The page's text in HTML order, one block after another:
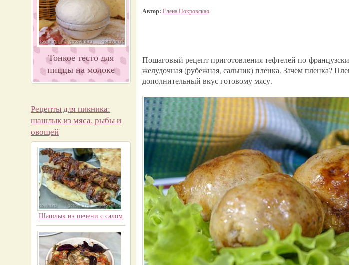
Тонкое тесто для
пиццы на молоке
Рецепты для пикника:
шашлык из мяса, рыбы и
овощей
Шашлык из печени с салом
Автор: Елена Покровская
Пошаговый рецепт приготовления тефтелей по-
желудочная (рубежная, сальник) пленка. Зачем пленка?
дополнительный вкус готовому мясу.